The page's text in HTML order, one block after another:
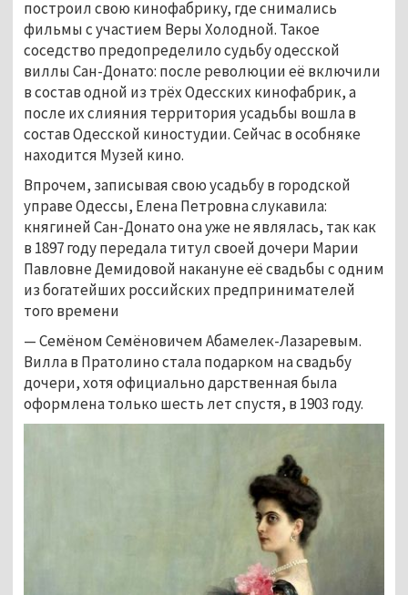
построил свою кинофабрику, где снимались
фильмы с участием Веры Холодной. Такое
соседство предопределило судьбу одесской
виллы Сан-Донато: после революции её включили
в состав одной из трёх Одесских кинофабрик, а
после их слияния территория усадьбы вошла в
состав Одесской киностудии. Сейчас в особняке
находится Музей кино.
Впрочем, записывая свою усадьбу в городской
управе Одессы, Елена Петровна слукавила:
княгиней Сан-Донато она уже не являлась, так как
в 1897 году передала титул своей дочери Марии
Павловне Демидовой накануне её свадьбы с одним
из богатейших российских предпринимателей
того времени
— Семёном Семёновичем Абамелек-Лазаревым.
Вилла в Пратолино стала подарком на свадьбу
дочери, хотя официально дарственная была
оформлена только шесть лет спустя, в 1903 году.